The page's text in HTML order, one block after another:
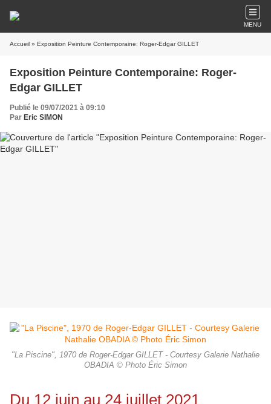
MENU
Accueil » Exposition Peinture Contemporaine: Roger-Edgar GILLET
Exposition Peinture Contemporaine: Roger-
Edgar GILLET
Publié le 09/07/2021 à 09:10
Par Eric SIMON
"La Piscine", 1970 de Roger-Edgar GILLET - Courtesy Galerie Nathalie
OBADIA © Photo Éric Simon
Du 12 juin au 24 juillet 2021